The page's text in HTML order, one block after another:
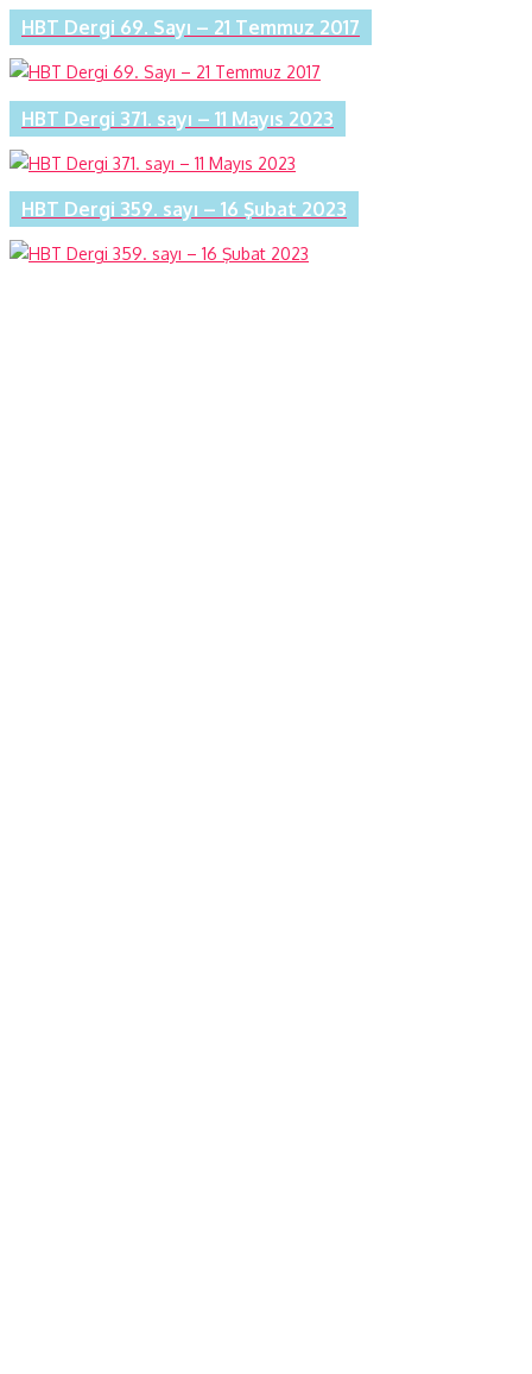
HBT Dergi 69. Sayı – 21 Temmuz 2017
HBT Dergi 371. sayı – 11 Mayıs 2023
HBT Dergi 359. sayı – 16 Şubat 2023